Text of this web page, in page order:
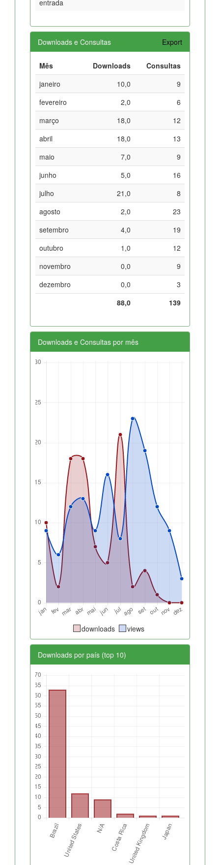
entrada
Downloads e Consultas Export
Mês Downloads
Consultas
janeiro
10,0
9
fevereiro
2,0
6
março
18,0
12
abril
18,0
13
maio
7,0
9
junho
5,0
16
julho
21,0
8
agosto
2,0
23
setembro
4,0
19
outubro
1,0
12
novembro
0,0
9
dezembro
0,0
3
88,0
139
Downloads e Consultas por mês
downloads views
Downloads por país (top 10)